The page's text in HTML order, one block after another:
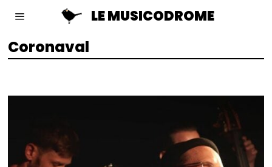
LE MUSICODROME
Coronaval